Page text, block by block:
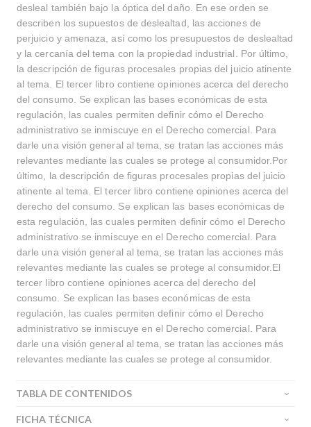
desleal también bajo la óptica del daño. En ese orden se
describen los supuestos de deslealtad, las acciones de
perjuicio y amenaza, así como los presupuestos de deslealtad
y la cercanía del tema con la propiedad industrial. Por último,
la descripción de figuras procesales propias del juicio atinente
al tema. El tercer libro contiene opiniones acerca del derecho
del consumo. Se explican las bases económicas de esta
regulación, las cuales permiten definir cómo el Derecho
administrativo se inmiscuye en el Derecho comercial. Para
darle una visión general al tema, se tratan las acciones más
relevantes mediante las cuales se protege al consumidor.Por
último, la descripción de figuras procesales propias del juicio
atinente al tema. El tercer libro contiene opiniones acerca del
derecho del consumo. Se explican las bases económicas de
esta regulación, las cuales permiten definir cómo el Derecho
administrativo se inmiscuye en el Derecho comercial. Para
darle una visión general al tema, se tratan las acciones más
relevantes mediante las cuales se protege al consumidor.El
tercer libro contiene opiniones acerca del derecho del
consumo. Se explican las bases económicas de esta
regulación, las cuales permiten definir cómo el Derecho
administrativo se inmiscuye en el Derecho comercial. Para
darle una visión general al tema, se tratan las acciones más
relevantes mediante las cuales se protege al consumidor.
TABLA DE CONTENIDOS
FICHA TÉCNICA